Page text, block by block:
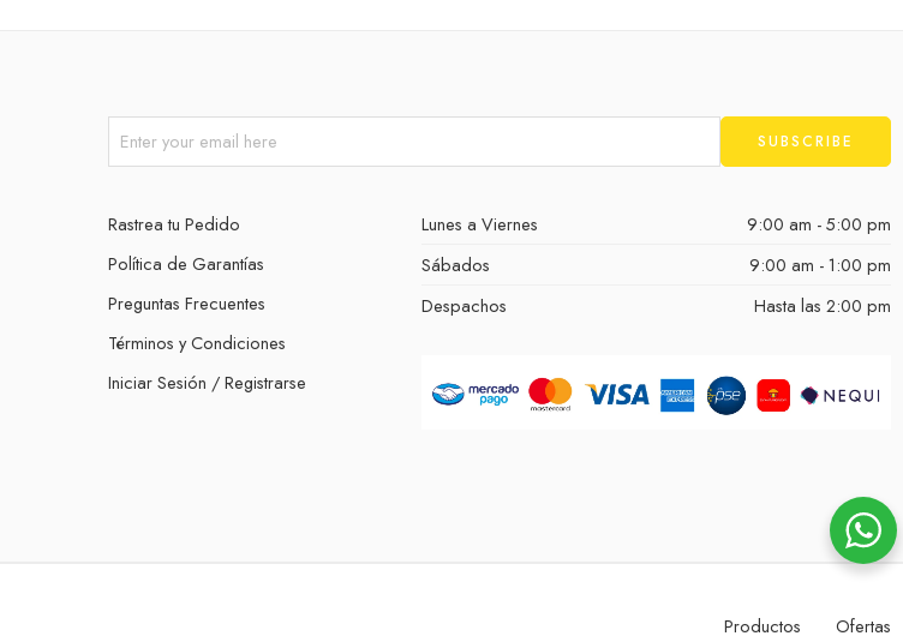
Rastrea tu Pedido
Política de Garantías
Preguntas Frecuentes
Términos y Condiciones
Iniciar Sesión / Registrarse
Lunes a Viernes
9:00 am - 5:00 pm
Sábados
9:00 am - 1:00 pm
Despachos
Hasta las 2:00 pm
Productos Ofertas